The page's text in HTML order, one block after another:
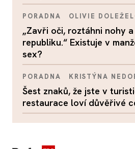
PORADNA OLIVIE
„Zavři oči, roztáhni nohy
republiku.“ Existuje v
sex?
PORADNA KRISTÝNA
Šest znaků, že jste v
restaurace loví důvěřivé